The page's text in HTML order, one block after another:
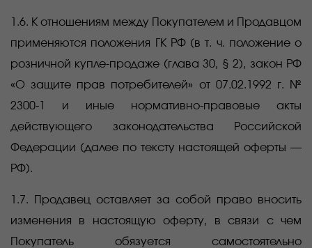
1.6. К отношениям между Покупателем и Продавцом
применяются положения ГК РФ (в т. ч. положение о
розничной купле-продаже (глава 30, § 2), закон РФ
«О защите прав потребителей» от 07.02.1992 г. №
2300-1 и иные нормативно-правовые акты
действующего законодательства Российской
Федерации (далее по тексту настоящей оферты —
РФ).
1.7. Продавец оставляет за собой право вносить
изменения в настоящую оферту, в связи с чем
Покупатель обязуется самостоятельно